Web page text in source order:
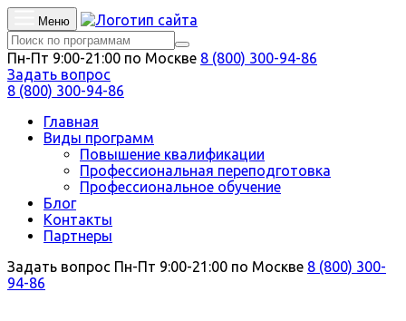
Меню
Пн-Пт 9:00-21:00 по Москве 8 (800) 300-94-86
Задать вопрос
8 (800) 300-94-86
Главная
Виды программ
Повышение квалификации
Профессиональная переподготовка
Профессиональное обучение
Блог
Контакты
Партнеры
Задать вопрос Пн-Пт 9:00-21:00 по Москве 8 (800) 300-
94-86